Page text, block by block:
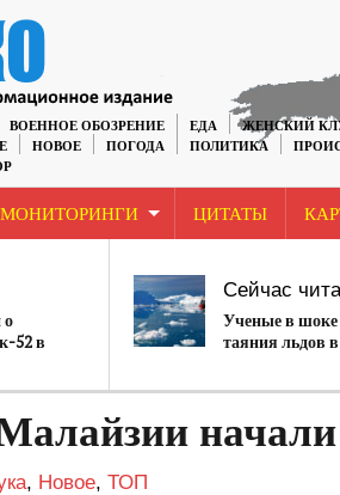
ВОЕННОЕ ОБОЗРЕНИЕ ЕДА ЖЕНСКИЙ
НОВОЕ ПОГОДА ПОЛИТИКА
МОНИТОРИНГИ ЦИТАТЫ
о
52 в
Сейчас
Ученые в шоке
таяния льдов
, Новое, ТОП